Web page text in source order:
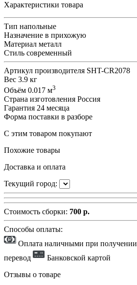
Характеристики товара
Тип напольные
Назначение в прихожую
Материал металл
Стиль современный
Артикул производителя SHT-CR2078
Вес 3.9 кг
Объём 0.017 м3
Страна изготовления Россия
Гарантия 24 месяца
Форма поставки в разборе
С этим товаром покупают
Похожие товары
Доставка и оплата
Текущий город:
Стоимость сборки: 700 р.
Способы оплаты:
Оплата наличными при получении
перевод
Банковской картой
Отзывы о товаре